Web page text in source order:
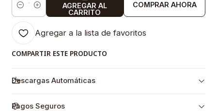
Cantidad
AGREGAR AL
CARRITO
COMPRAR AHORA
Agregar a la lista de favoritos
COMPARTIR ESTE PRODUCTO
Descargas Automáticas
Pagos Seguros